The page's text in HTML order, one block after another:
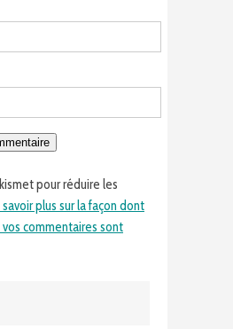
pour réduire les
savoir plus sur la façon dont
commentaires sont